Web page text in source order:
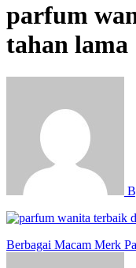
parfum
tahan lama
Post
Berbagai Macam Merk